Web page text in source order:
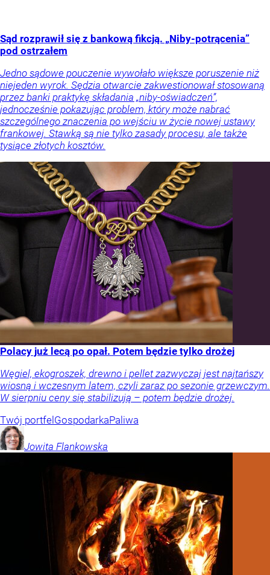
Sąd rozprawił się z bankową fikcją. „Niby-potrącenia”
pod ostrzałem
Jedno sądowe pouczenie wywołało większe poruszenie niż
niejeden wyrok. Sędzia otwarcie zakwestionował stosowaną
przez banki praktykę składania „niby-oświadczeń”,
jednocześnie pokazując problem, który może nabrać
szczególnego znaczenia po wejściu w życie nowej ustawy
frankowej. Stawką są nie tylko zasady procesu, ale także
tysiące złotych kosztów.
Polacy już lecą po opał. Potem będzie tylko drożej
Węgiel, ekogroszek, drewno i pellet zazwyczaj jest najtańszy
wiosną i wczesnym latem, czyli zaraz po sezonie grzewczym.
W sierpniu ceny się stabilizują – potem będzie drożej.
Twój portfelGospodarkaPaliwa
Jowita Flankowska